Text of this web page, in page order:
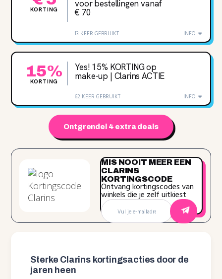
KORTING
voor bestellingen vanaf
€ 70
13 KEER GEBRUIKT INFO
15%
KORTING
Yes! 15% KORTING op
make-up | Clarins ACTIE
62 KEER GEBRUIKT INFO
Ontgrendel 4 extra deals
MIS NOOIT MEER EEN
CLARINS
KORTINGSCODE
Ontvang kortingscodes van
winkels die je zelf uitkiest
Sterke Clarins kortingsacties door de
jaren heen